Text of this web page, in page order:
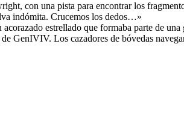
con una pista para encontrar los
indómita. Crucemos los dedos…»
estrellado que formaba parte de
GenIVIV. Los cazadores de bóvedas